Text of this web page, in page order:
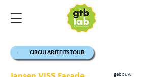
CIRCULARITEITSTOUR
gebouw